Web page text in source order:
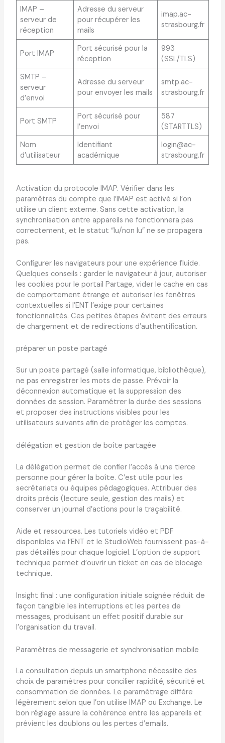
IMAP –
serveur de
réception
Adresse du serveur
pour récupérer les
mails
imap.ac-
strasbourg.fr
Port IMAP
Port sécurisé pour la
réception
993
(SSL/TLS)
SMTP –
serveur
d’envoi
Adresse du serveur
pour envoyer les mails
smtp.ac-
strasbourg.fr
Port SMTP
Port sécurisé pour
l’envoi
587
(STARTTLS)
Nom
d’utilisateur
Identifiant
académique
login@ac-
strasbourg.fr
Activation du protocole IMAP. Vérifier dans les
paramètres du compte que l’IMAP est activé si l’on
utilise un client externe. Sans cette activation, la
synchronisation entre appareils ne fonctionnera pas
correctement, et le statut “lu/non lu” ne se propagera
pas.
Configurer les navigateurs pour une expérience fluide.
Quelques conseils : garder le navigateur à jour, autoriser
les cookies pour le portail Partage, vider le cache en cas
de comportement étrange et autoriser les fenêtres
contextuelles si l’ENT l’exige pour certaines
fonctionnalités. Ces petites étapes évitent des erreurs
de chargement et de redirections d’authentification.
préparer un poste partagé
Sur un poste partagé (salle informatique, bibliothèque),
ne pas enregistrer les mots de passe. Prévoir la
déconnexion automatique et la suppression des
données de session. Paramétrer la durée des sessions
et proposer des instructions visibles pour les
utilisateurs suivants afin de protéger les comptes.
délégation et gestion de boîte partagée
La délégation permet de confier l’accès à une tierce
personne pour gérer la boîte. C’est utile pour les
secrétariats ou équipes pédagogiques. Attribuer des
droits précis (lecture seule, gestion des mails) et
conserver un journal d’actions pour la traçabilité.
Aide et ressources. Les tutoriels vidéo et PDF
disponibles via l’ENT et le StudioWeb fournissent pas-à-
pas détaillés pour chaque logiciel. L’option de support
technique permet d’ouvrir un ticket en cas de blocage
technique.
Insight final : une configuration initiale soignée réduit de
façon tangible les interruptions et les pertes de
messages, produisant un effet positif durable sur
l’organisation du travail.
Paramètres de messagerie et synchronisation mobile
La consultation depuis un smartphone nécessite des
choix de paramètres pour concilier rapidité, sécurité et
consommation de données. Le paramétrage diffère
légèrement selon que l’on utilise IMAP ou Exchange. Le
bon réglage assure la cohérence entre les appareils et
prévient les doublons ou les pertes d’emails.